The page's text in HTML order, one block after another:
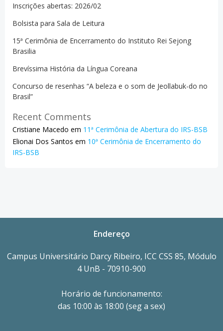
Inscrições abertas: 2026/02
Bolsista para Sala de Leitura
15ª Cerimônia de Encerramento do Instituto Rei Sejong
Brasilia
Brevíssima História da Língua Coreana
Concurso de resenhas “A beleza e o som de Jeollabuk-do no
Brasil”
Recent Comments
Cristiane Macedo em 11ª Cerimônia de Abertura do IRS-BSB
Elionai Dos Santos em 10ª Cerimônia de Encerramento do
IRS-BSB
Endereço
Campus Universitário Darcy Ribeiro, ICC CSS 85, Módulo
4 UnB - 70910-900
Horário de funcionamento:
das 10:00 às 18:00 (seg a sex)